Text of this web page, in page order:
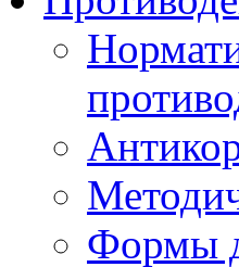
Формы